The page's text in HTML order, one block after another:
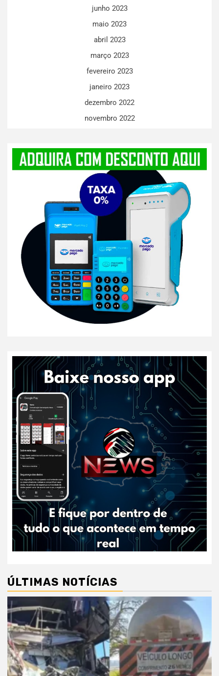
junho 2023
maio 2023
abril 2023
março 2023
fevereiro 2023
janeiro 2023
dezembro 2022
novembro 2022
ÚLTIMAS NOTÍCIAS